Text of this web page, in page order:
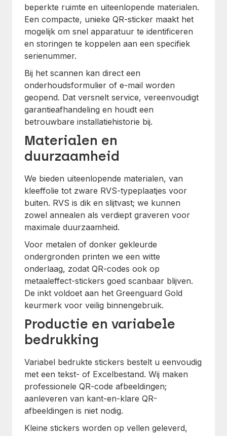
beperkte ruimte en uiteenlopende materialen.
Een compacte, unieke QR-sticker maakt het
mogelijk om snel apparatuur te identificeren
en storingen te koppelen aan een specifiek
serienummer.
Bij het scannen kan direct een
onderhoudsformulier of e-mail worden
geopend. Dat versnelt service, vereenvoudigt
garantieafhandeling en houdt een
betrouwbare installatiehistorie bij.
Materialen en
duurzaamheid
We bieden uiteenlopende materialen, van
kleeffolie tot zware RVS-typeplaatjes voor
buiten. RVS is dik en slijtvast; we kunnen
zowel annealen als verdiept graveren voor
maximale duurzaamheid.
Voor metalen of donker gekleurde
ondergronden printen we een witte
onderlaag, zodat QR-codes ook op
metaaleffect-stickers goed scanbaar blijven.
De inkt voldoet aan het Greenguard Gold
keurmerk voor veilig binnengebruik.
Productie en variabele
bedrukking
Variabel bedrukte stickers bestelt u eenvoudig
met een tekst- of Excelbestand. Wij maken
professionele QR-code afbeeldingen;
aanleveren van kant-en-klare QR-
afbeeldingen is niet nodig.
Kleine stickers worden op vellen geleverd,